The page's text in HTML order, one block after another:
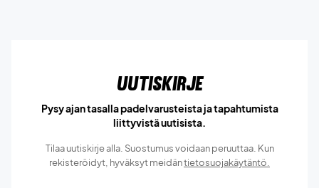
Uutiskirje
Pysy ajan tasalla padelvarusteista ja tapahtumista
liittyvistä uutisista.
Tilaa uutiskirje alla. Suostumus voidaan peruuttaa. Kun
rekisteröidyt, hyväksyt meidäntietosuojakäytäntö.